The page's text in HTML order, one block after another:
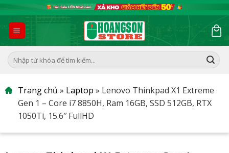
to
content
Tìm
kiếm:
Trang chủ » Laptop » Lenovo Thinkpad X1 Extreme
Gen 1 – Core i7 8850H, Ram 16GB, SSD 512GB, RTX
1050Ti, 15.6″ FullHD